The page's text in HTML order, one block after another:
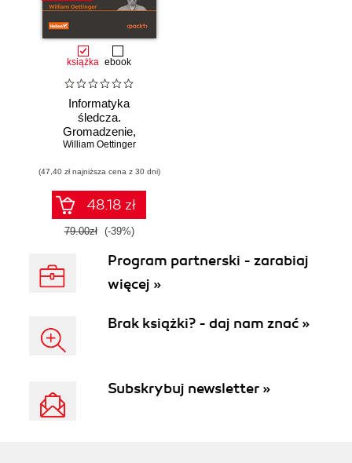
książka ebook
Informatyka
śledcza.
Gromadzenie,
analiza i
dowodów
elektronicznych dla
początkujących.
Wydanie II
William Oettinger
(47,40 zł najniższa cena z 30 dni)
48.18 zł
79.00zł (-39%)
Program partnerski - zarabiaj
więcej »
Brak książki? - daj nam znać »
Subskrybuj newsletter »